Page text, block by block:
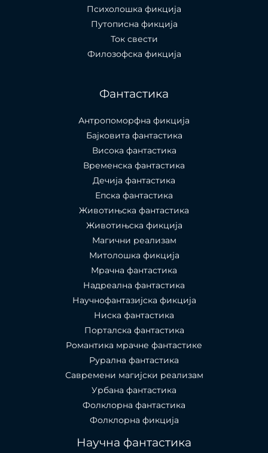
Психолошкa фикција
Путописна фикција
Ток свести
Филозофска фикција
Фантастика
Антропоморфна фикција
Бајковита фантастика
Висока фантастика
Временска фантастика
Дечија фантастика
Епска фантастика
Животињска фантастика
Животињска фикција
Магични реализам
Митолошка фикција
Мрачна фантастика
Надреална фантастика
Научнофантазијска фикција
Ниска фантастика
Порталска фантастика​
Романтика мрачне фантастике
Рурална фантастика
Савремени магијски реализам
Урбана фантастика
Фолклорна фантастика
Фолклорна фикција
Научна фантастика